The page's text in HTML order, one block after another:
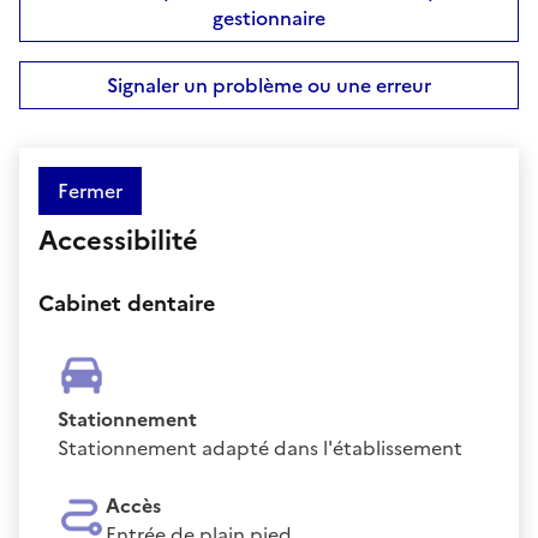
gestionnaire
Signaler un problème ou une erreur
Fermer
Accessibilité
Cabinet dentaire
Stationnement
Stationnement adapté dans l'établissement
Accès